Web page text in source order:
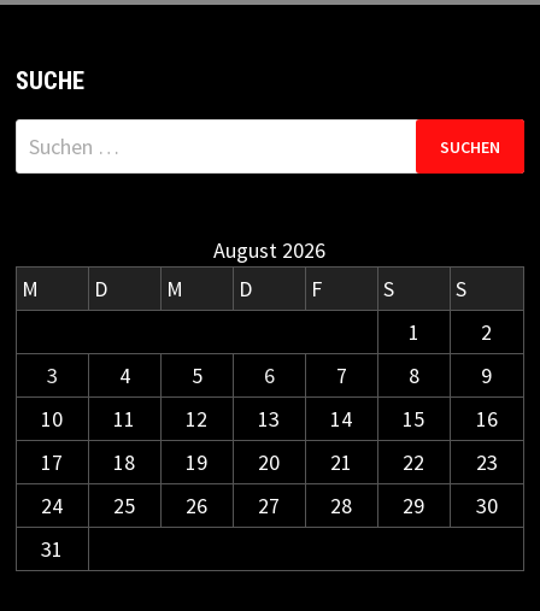
SUCHE
Suchen
nach:
August 2026
M
D M D F S
S
1
2
3
4 5 6 7 8
9
10
11 12 13 14 15
16
17
18 19 20 21 22
23
24
25 26 27 28 29
30
31